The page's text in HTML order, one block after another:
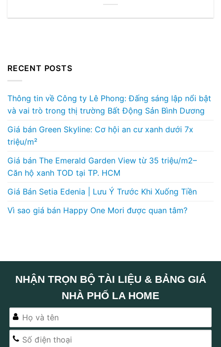
RECENT POSTS
Thông tin về Công ty Lê Phong: Đấng sáng lập nổi bật
và vai trò trong thị trường Bất Động Sản Bình Dương
Giá bán Green Skyline: Cơ hội an cư xanh dưới 7x
triệu/m²
Giá bán The Emerald Garden View từ 35 triệu/m2–
Căn hộ xanh TOD tại TP. HCM
Giá Bán Setia Edenia | Lưu Ý Trước Khi Xuống Tiền
Vì sao giá bán Happy One Mori được quan tâm?
NHẬN TRỌN BỘ TÀI LIỆU & BẢNG GIÁ
NHÀ PHỐ LA HOME